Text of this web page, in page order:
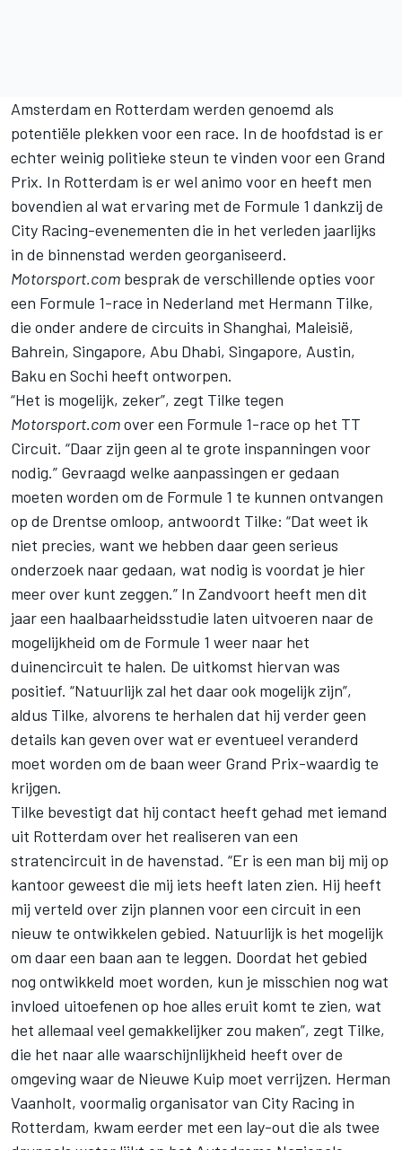
Amsterdam en Rotterdam werden genoemd als
potentiële plekken voor een race. In de hoofdstad is er
echter weinig politieke steun te vinden voor een Grand
Prix. In Rotterdam is er wel animo voor en heeft men
bovendien al wat ervaring met de Formule 1 dankzij de
City Racing-evenementen die in het verleden jaarlijks
in de binnenstad werden georganiseerd.
Motorsport.com besprak de verschillende opties voor
een Formule 1-race in Nederland met Hermann Tilke,
die onder andere de circuits in Shanghai, Maleisië,
Bahrein, Singapore, Abu Dhabi, Singapore, Austin,
Baku en Sochi heeft ontworpen.
“Het is mogelijk, zeker”, zegt Tilke tegen
Motorsport.comover een Formule 1-race op het TT
Circuit. “Daar zijn geen al te grote inspanningen voor
nodig.” Gevraagd welke aanpassingen er gedaan
moeten worden om de Formule 1 te kunnen ontvangen
op de Drentse omloop, antwoordt Tilke: “Dat weet ik
niet precies, want we hebben daar geen serieus
onderzoek naar gedaan, wat nodig is voordat je hier
meer over kunt zeggen.” In Zandvoort heeft men dit
jaar een haalbaarheidsstudie laten uitvoeren naar de
mogelijkheid om de Formule 1 weer naar het
duinencircuit te halen. De uitkomst hiervan was
positief. “Natuurlijk zal het daar ook mogelijk zijn”,
aldus Tilke, alvorens te herhalen dat hij verder geen
details kan geven over wat er eventueel veranderd
moet worden om de baan weer Grand Prix-waardig te
krijgen.
Tilke bevestigt dat hij contact heeft gehad met iemand
uit Rotterdam over het realiseren van een
stratencircuit in de havenstad. “Er is een man bij mij op
kantoor geweest die mij iets heeft laten zien. Hij heeft
mij verteld over zijn plannen voor een circuit in een
nieuw te ontwikkelen gebied. Natuurlijk is het mogelijk
om daar een baan aan te leggen. Doordat het gebied
nog ontwikkeld moet worden, kun je misschien nog wat
invloed uitoefenen op hoe alles eruit komt te zien, wat
het allemaal veel gemakkelijker zou maken”, zegt Tilke,
die het naar alle waarschijnlijkheid heeft over de
omgeving waar de Nieuwe Kuip moet verrijzen. Herman
Vaanholt, voormalig organisator van City Racing in
Rotterdam, kwam eerder met een lay-out die als twee